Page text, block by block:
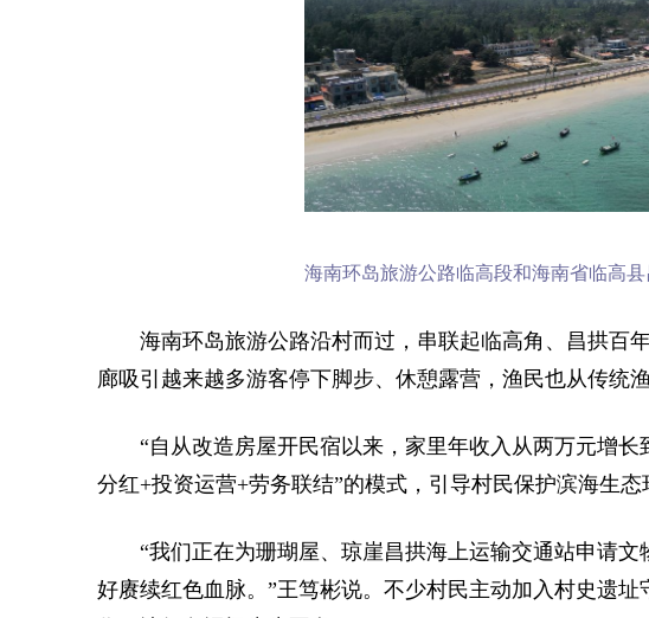
海南环岛旅游公路临高段和海南省临高
海南环岛旅游公路沿村而过，串联起临高角、昌拱百
廊吸引越来越多游客停下脚步、休憩露营，渔民也从传统
“自从改造房屋开民宿以来，家里年收入从两万元增
分红+投资运营+劳务联结”的模式，引导村民保护滨海生
“我们正在为珊瑚屋、琼崖昌拱海上运输交通站申请
好赓续红色血脉。”王笃彬说。不少村民主动加入村史遗